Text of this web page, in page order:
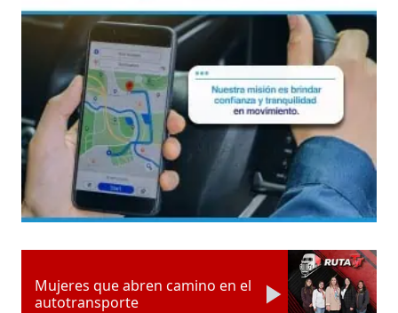
Mujeres que abren camino en el
autotransporte